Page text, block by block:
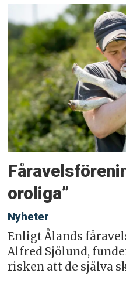
oroliga”
Nyheter
Enligt Ålands
Alfred Sjölund,
risken att de själva